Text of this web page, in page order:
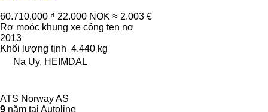
60.710.000 ₫ 22.000 NOK ≈ 2.003 €
Rơ moóc khung xe công ten nơ
2013
Khối lượng tịnh 4.440 kg
Na Uy, HEIMDAL
ATS Norway AS
9 năm tại Autoline